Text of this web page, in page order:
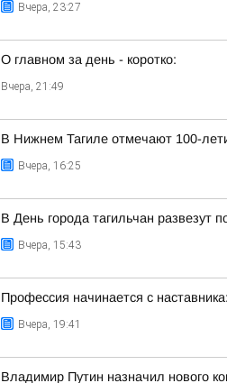
Вчера, 23:27
О главном за день - коротко:
Вчера, 21:49
В Нижнем Тагиле отмечают 100-
Вчера, 16:25
В День города тагильчан развезут
Вчера, 15:43
Профессия начинается с
Вчера, 19:41
Владимир Путин назначил нового